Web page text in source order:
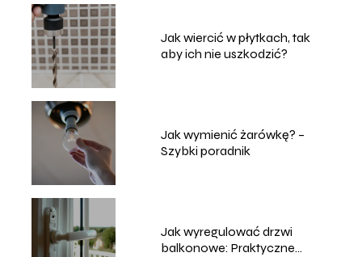
Jak wiercić w płytkach, tak
aby ich nie uszkodzić?
Jak wymienić żarówkę? –
Szybki poradnik
Jak wyregulować drzwi
balkonowe: Praktyczne